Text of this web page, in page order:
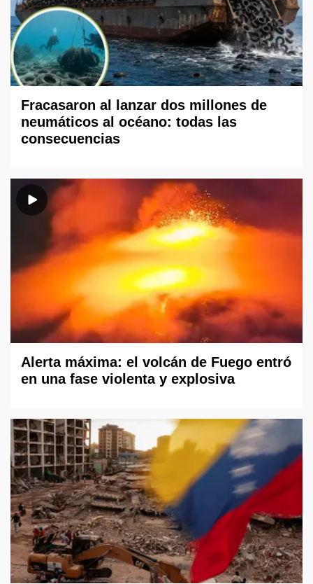
Fracasaron al lanzar dos millones de
neumáticos al océano: todas las
consecuencias
Alerta máxima: el volcán de Fuego entró
en una fase violenta y explosiva